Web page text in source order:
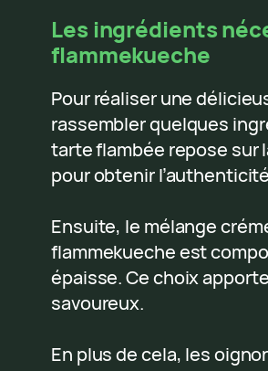
Les ingrédients
flammekueche
Pour réaliser une
rassembler quelques
tarte flambée repose sur
pour obtenir
Ensuite, le mélange
flammekueche est
épaisse. Ce choix
savoureux.
En plus de cela, les